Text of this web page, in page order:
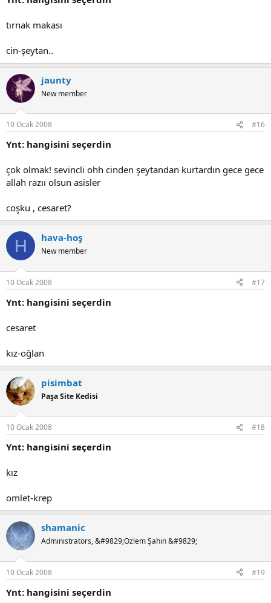
tırnak makası
cin-şeytan..
jaunty
New member
10 Ocak 2008 #16
Ynt: hangisini seçerdin
çok olmak! sevincli ohh cinden şeytandan kurtardın gece gece
allah razıı olsun asisler
coşku , cesaret?
H hava-hoş
New member
10 Ocak 2008 #17
Ynt: hangisini seçerdin
cesaret
kız-oğlan
pisimbat
Paşa Site Kedisi
10 Ocak 2008 #18
Ynt: hangisini seçerdin
kız
omlet-krep
shamanic
Administrators, &#9829;Ozlem Şahin &#9829;
10 Ocak 2008 #19
Ynt: hangisini seçerdin